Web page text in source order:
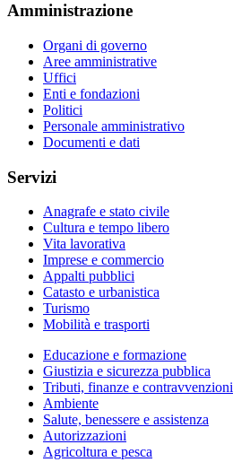
Amministrazione
Organi di governo
Aree amministrative
Uffici
Enti e fondazioni
Politici
Personale amministrativo
Documenti e dati
Servizi
Anagrafe e stato civile
Cultura e tempo libero
Vita lavorativa
Imprese e commercio
Appalti pubblici
Catasto e urbanistica
Turismo
Mobilità e trasporti
Educazione e formazione
Giustizia e sicurezza pubblica
Tributi, finanze e contravvenzioni
Ambiente
Salute, benessere e assistenza
Autorizzazioni
Agricoltura e pesca